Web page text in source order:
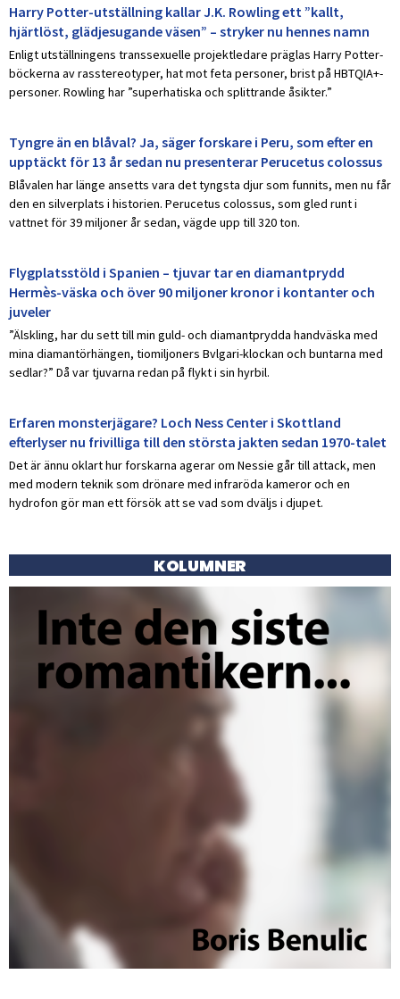
Harry Potter-utställning kallar J.K. Rowling ett ”kallt,
hjärtlöst, glädjesugande väsen” – stryker nu hennes namn
Enligt utställningens transsexuelle projektledare präglas Harry Potter-
böckerna av rasstereotyper, hat mot feta personer, brist på HBTQIA+-
personer. Rowling har ”superhatiska och splittrande åsikter.”
Tyngre än en blåval? Ja, säger forskare i Peru, som efter en
upptäckt för 13 år sedan nu presenterar Perucetus colossus
Blåvalen har länge ansetts vara det tyngsta djur som funnits, men nu får
den en silverplats i historien. Perucetus colossus, som gled runt i
vattnet för 39 miljoner år sedan, vägde upp till 320 ton.
Flygplatsstöld i Spanien – tjuvar tar en diamantprydd
Hermès-väska och över 90 miljoner kronor i kontanter och
juveler
”Älskling, har du sett till min guld- och diamantprydda handväska med
mina diamantörhängen, tiomiljoners Bvlgari-klockan och buntarna med
sedlar?” Då var tjuvarna redan på flykt i sin hyrbil.
Erfaren monsterjägare? Loch Ness Center i Skottland
efterlyser nu frivilliga till den största jakten sedan 1970-talet
Det är ännu oklart hur forskarna agerar om Nessie går till attack, men
med modern teknik som drönare med infraröda kameror och en
hydrofon gör man ett försök att se vad som dväljs i djupet.
KOLUMNER